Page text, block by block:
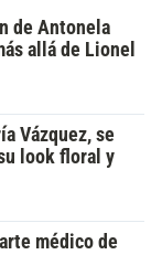
de Antonela
allá de Lionel
Vázquez, se
look floral y
médico de